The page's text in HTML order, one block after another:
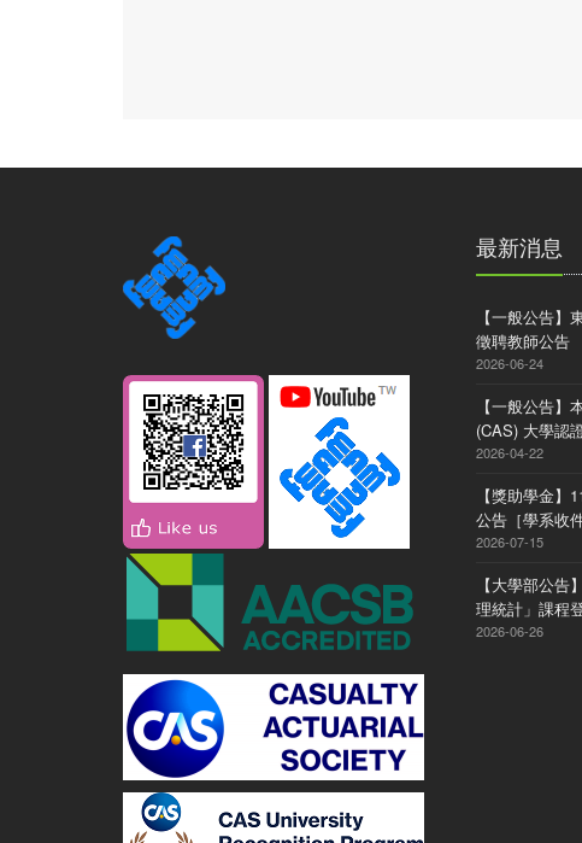
最新消息
【一般公告
徵聘教師公告
2026-06-24
【一般公告】
(CAS) 大學認
2026-04-22
【獎助學金】
公告［學系收
2026-07-15
【大學部公
理統計」課程
2026-06-26